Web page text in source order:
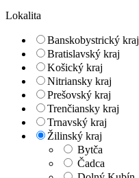
Lokalita
Banskobystrický kraj
Bratislavský kraj
Košický kraj
Nitriansky kraj
Prešovský kraj
Trenčiansky kraj
Trnavský kraj
Žilinský kraj
Bytča
Čadca